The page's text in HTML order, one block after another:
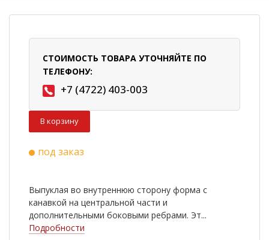
СТОИМОСТЬ ТОВАРА УТОЧНЯЙТЕ ПО
ТЕЛЕФОНУ:
+7 (4722) 403-003
В корзину
под заказ
Выпуклая во внутреннюю сторону форма с
канавкой на центральной части и
дополнительными боковыми ребрами. Эт...
Подробности